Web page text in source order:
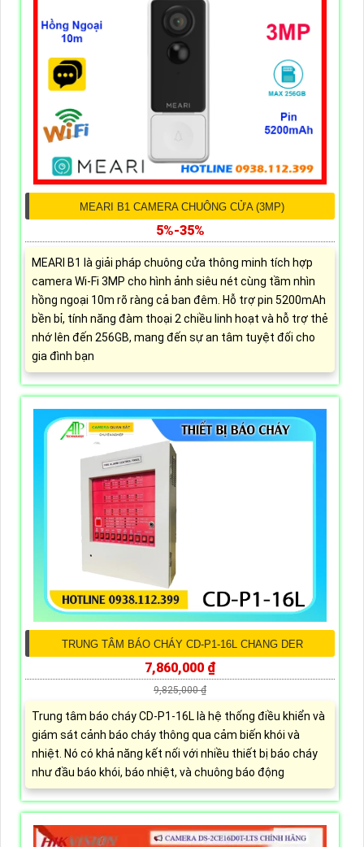
MEARI B1 CAMERA CHUÔNG CỬA (3MP)
5%-35%
MEARI B1 là giải pháp chuông cửa thông minh tích hợp
camera Wi-Fi 3MP cho hình ảnh siêu nét cùng tầm nhìn
hồng ngoại 10m rõ ràng cả ban đêm. Hỗ trợ pin 5200mAh
bền bỉ, tính năng đàm thoại 2 chiều linh hoạt và hỗ trợ thẻ
nhớ lên đến 256GB, mang đến sự an tâm tuyệt đối cho
gia đình bạn
TRUNG TÂM BÁO CHÁY CD-P1-16L CHANG DER
7,860,000 ₫
9,825,000 ₫
Trung tâm báo cháy CD-P1-16L là hệ thống điều khiển và
giám sát cảnh báo cháy thông qua cảm biến khói và
nhiệt. Nó có khả năng kết nối với nhiều thiết bị báo cháy
như đầu báo khói, báo nhiệt, và chuông báo động